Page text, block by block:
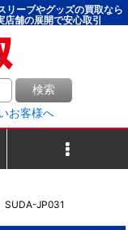
リーブやグッズの買取なら
舗の展開で安心取引
検索
お客様へ
SUDA-JP031